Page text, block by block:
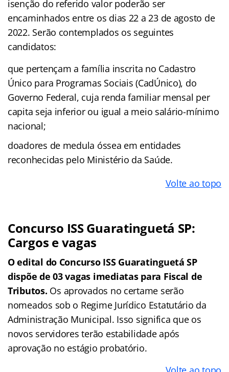
isenção do referido valor poderão ser
encaminhados entre os dias 22 a 23 de agosto de
2022. Serão contemplados os seguintes
candidatos:
que pertençam a família inscrita no Cadastro
Único para Programas Sociais (CadÚnico), do
Governo Federal, cuja renda familiar mensal per
capita seja inferior ou igual a meio salário-mínimo
nacional;
doadores de medula óssea em entidades
reconhecidas pelo Ministério da Saúde.
Volte ao topo
Concurso ISS Guaratinguetá SP:
Cargos e vagas
O edital do Concurso ISS Guaratinguetá SP
dispõe de 03 vagas imediatas para Fiscal de
Tributos. Os aprovados no certame serão
nomeados sob o Regime Jurídico Estatutário da
Administração Municipal. Isso significa que os
novos servidores terão estabilidade após
aprovação no estágio probatório.